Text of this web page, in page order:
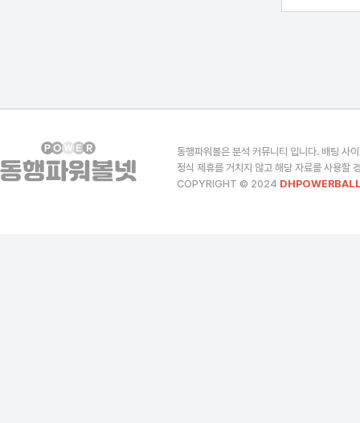
동행파워볼은 분석 커뮤니티 입니다. 배팅 사
정식 제휴를 거치지 않고 해당 자료를 사용할
COPYRIGHT © 2024